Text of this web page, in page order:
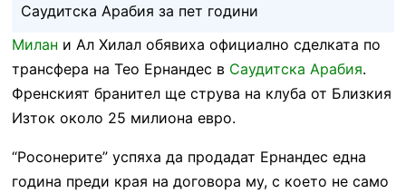
Саудитска Арабия за пет години
Милан и Ал Хилал обявиха официално сделката по
трансфера на Тео Ернандес в Саудитска Арабия.
Френският бранител ще струва на клуба от Близкия
Изток около 25 милиона евро.
“Росонерите” успяха да продадат Ернандес една
година преди края на договора му, с което не само